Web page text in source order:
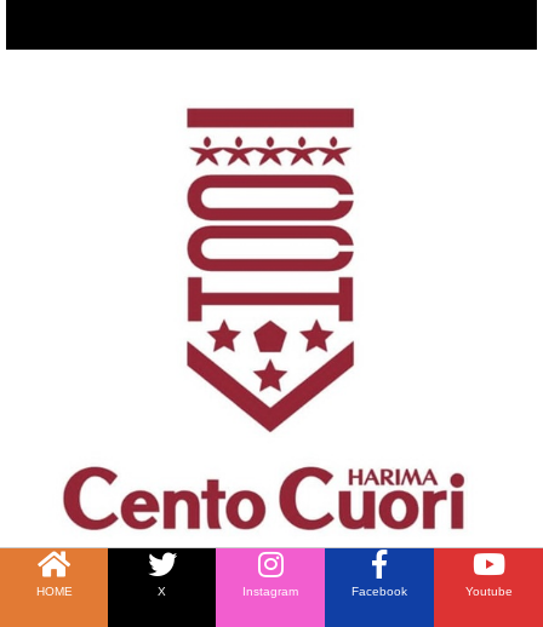
HOME X Instagram Facebook Youtube